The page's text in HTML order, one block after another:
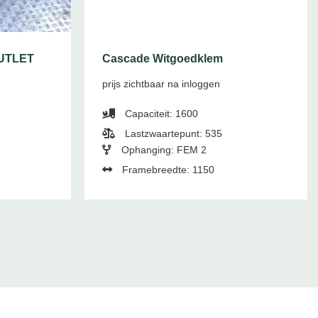
Cascade Witgoedklem
prijs zichtbaar na inloggen
Capaciteit: 1600
Lastzwaartepunt: 535
Ophanging: FEM 2
Framebreedte: 1150